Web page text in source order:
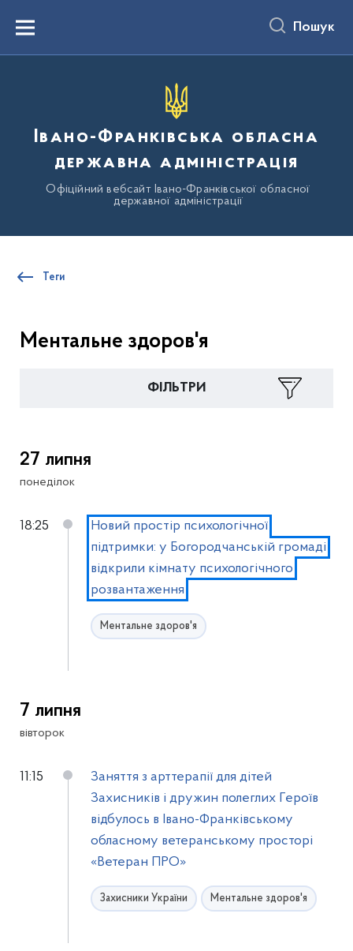
вмістуMenu Пошук
Івано-Франківська обласна
державна адміністрація
Офіційний вебсайт Івано-Франківської обласної
державної адміністрації
Теги
Ментальне здоров'я
ФІЛЬТРИ
27 липня
понеділок
18:25
Новий простір психологічної
підтримки: у Богородчанській громаді
відкрили кімнату психологічного
розвантаження
Ментальне здоров'я
7 липня
вівторок
11:15
Заняття з арттерапії для дітей
Захисників і дружин полеглих Героїв
відбулось в Івано-Франківському
обласному ветеранському просторі
«Ветеран ПРО»
Захисники України Ментальне здоров'я